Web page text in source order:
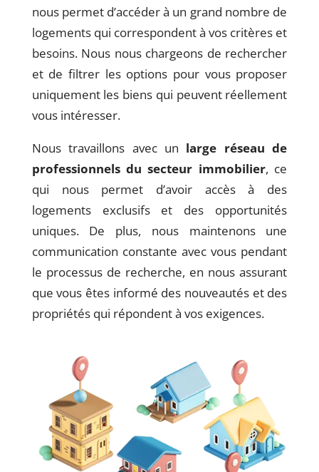
nous permet d’accéder à un grand nombre de
logements qui correspondent à vos critères et
besoins. Nous nous chargeons de rechercher
et de filtrer les options pour vous proposer
uniquement les biens qui peuvent réellement
vous intéresser.
Nous travaillons avec un large réseau de
professionnels du secteur immobilier, ce
qui nous permet d’avoir accès à des
logements exclusifs et des opportunités
uniques. De plus, nous maintenons une
communication constante avec vous pendant
le processus de recherche, en nous assurant
que vous êtes informé des nouveautés et des
propriétés qui répondent à vos exigences.